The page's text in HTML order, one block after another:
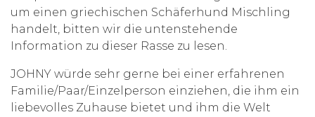
um einen griechischen Schäferhund Mischling
handelt, bitten wir die untenstehende
Information zu dieser Rasse zu lesen.
JOHNY würde sehr gerne bei einer erfahrenen
Familie/Paar/Einzelperson einziehen, die ihm ein
liebevolles Zuhause bietet und ihm die Welt